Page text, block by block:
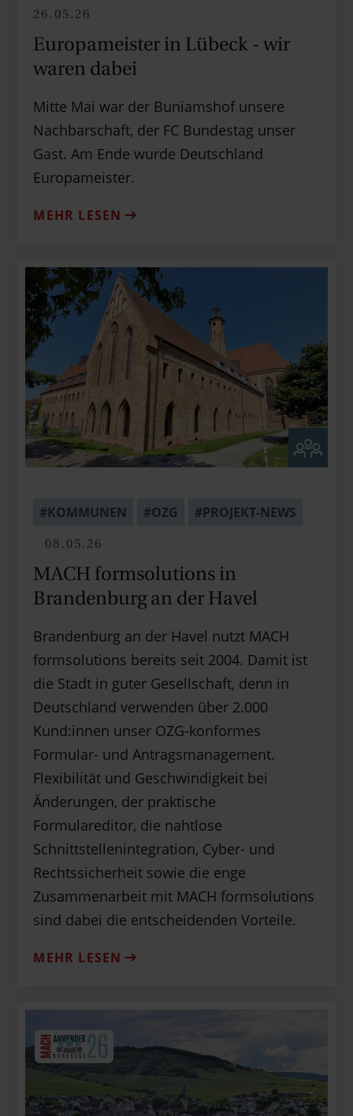
26.05.26
Europameister in Lübeck - wir
waren dabei
Mitte Mai war der Buniamshof unsere
Nachbarschaft, der FC Bundestag unser
Gast. Am Ende wurde Deutschland
Europameister.
MEHR LESEN
#KOMMUNEN #OZG #PROJEKT-NEWS
08.05.26
MACH formsolutions in
Brandenburg an der Havel
Brandenburg an der Havel nutzt MACH
formsolutions bereits seit 2004. Damit ist
die Stadt in guter Gesellschaft, denn in
Deutschland verwenden über 2.000
Kund:innen unser OZG-konformes
Formular- und Antragsmanagement.
Flexibilität und Geschwindigkeit bei
Änderungen, der praktische
Formulareditor, die nahtlose
Schnittstellenintegration, Cyber- und
Rechtssicherheit sowie die enge
Zusammenarbeit mit MACH formsolutions
sind dabei die entscheidenden Vorteile.
MEHR LESEN